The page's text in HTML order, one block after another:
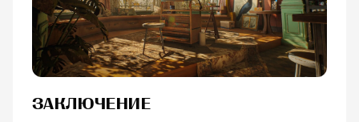
ЗАКЛЮЧЕНИЕ